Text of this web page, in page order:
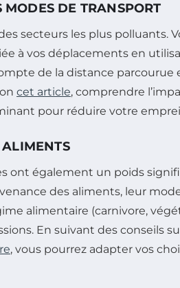
DE TRANSPORT
secteurs les plus polluants.
à vos déplacements en
de la distance parcourue
cet article, comprendre
pour réduire votre
ALIMENTS
ont également un poids
des aliments, leur
alimentaire (carnivore,
En suivant des conseils
, vous pourrez adapter vos